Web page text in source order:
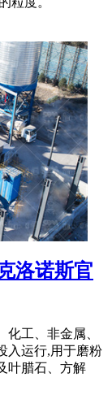
洛诺斯官
工、非金属、
入运行,用于磨粉
叶腊石、方解